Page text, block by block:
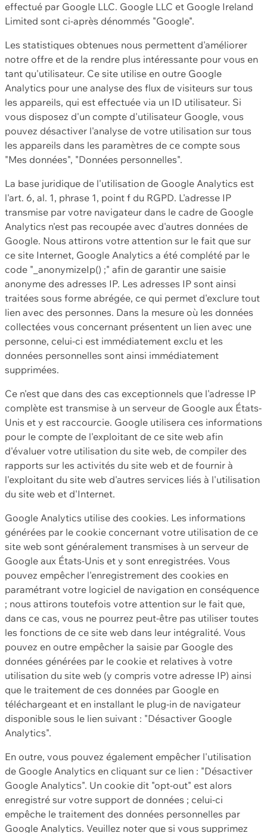
effectué par Google LLC. Google LLC et Google Ireland
Limited sont ci-après dénommés "Google".
Les statistiques obtenues nous permettent d'améliorer
notre offre et de la rendre plus intéressante pour vous en
tant qu'utilisateur. Ce site utilise en outre Google
Analytics pour une analyse des flux de visiteurs sur tous
les appareils, qui est effectuée via un ID utilisateur. Si
vous disposez d'un compte d'utilisateur Google, vous
pouvez désactiver l'analyse de votre utilisation sur tous
les appareils dans les paramètres de ce compte sous
"Mes données", "Données personnelles".
La base juridique de l'utilisation de Google Analytics est
l'art. 6, al. 1, phrase 1, point f du RGPD. L'adresse IP
transmise par votre navigateur dans le cadre de Google
Analytics n'est pas recoupée avec d'autres données de
Google. Nous attirons votre attention sur le fait que sur
ce site Internet, Google Analytics a été complété par le
code "_anonymizeIp() ;" afin de garantir une saisie
anonyme des adresses IP. Les adresses IP sont ainsi
traitées sous forme abrégée, ce qui permet d'exclure tout
lien avec des personnes. Dans la mesure où les données
collectées vous concernant présentent un lien avec une
personne, celui-ci est immédiatement exclu et les
données personnelles sont ainsi immédiatement
supprimées.
Ce n'est que dans des cas exceptionnels que l'adresse IP
complète est transmise à un serveur de Google aux États-
Unis et y est raccourcie. Google utilisera ces informations
pour le compte de l'exploitant de ce site web afin
d'évaluer votre utilisation du site web, de compiler des
rapports sur les activités du site web et de fournir à
l'exploitant du site web d'autres services liés à l'utilisation
du site web et d'Internet.
Google Analytics utilise des cookies. Les informations
générées par le cookie concernant votre utilisation de ce
site web sont généralement transmises à un serveur de
Google aux États-Unis et y sont enregistrées. Vous
pouvez empêcher l'enregistrement des cookies en
paramétrant votre logiciel de navigation en conséquence
; nous attirons toutefois votre attention sur le fait que,
dans ce cas, vous ne pourrez peut-être pas utiliser toutes
les fonctions de ce site web dans leur intégralité. Vous
pouvez en outre empêcher la saisie par Google des
données générées par le cookie et relatives à votre
utilisation du site web (y compris votre adresse IP) ainsi
que le traitement de ces données par Google en
téléchargeant et en installant le plug-in de navigateur
disponible sous le lien suivant : "Désactiver Google
Analytics".
En outre, vous pouvez également empêcher l'utilisation
de Google Analytics en cliquant sur ce lien : "Désactiver
Google Analytics". Un cookie dit "opt-out" est alors
enregistré sur votre support de données ; celui-ci
empêche le traitement des données personnelles par
Google Analytics. Veuillez noter que si vous supprimez